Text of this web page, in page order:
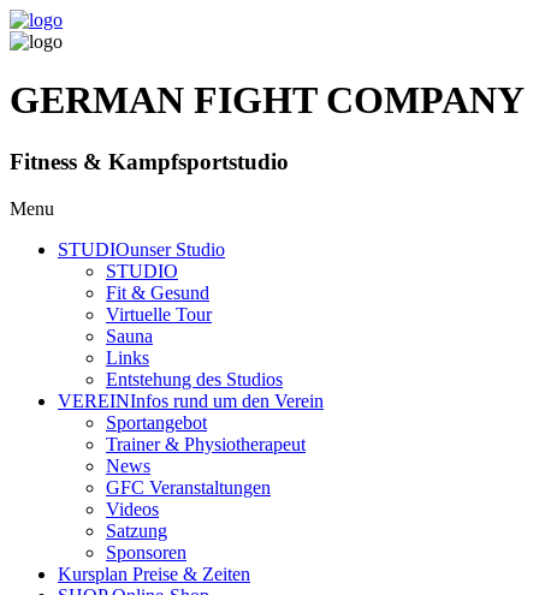
GERMAN FIGHT COMPANY
Fitness & Kampfsportstudio
Menu
STUDIOunser Studio
STUDIO
Fit & Gesund
Virtuelle Tour
Sauna
Links
Entstehung des Studios
VEREINInfos rund um den Verein
Sportangebot
Trainer& Physiotherapeut
News
GFC Veranstaltungen
Videos
Satzung
Sponsoren
Kursplan Preise & Zeiten